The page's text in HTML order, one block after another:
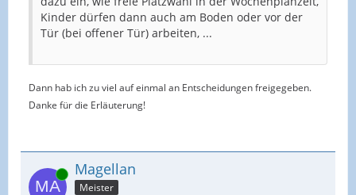
Kinder dürfen dann auch am Boden oder vor der
Tür (bei offener Tür) arbeiten, ...
Dann hab ich zu viel auf einmal an Entscheidungen freigegeben.
Danke für die Erläuterung!
Online Magellan
Meister